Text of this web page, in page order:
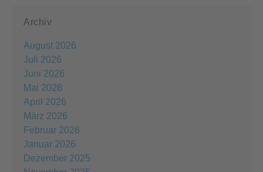
Archiv
August 2026
Juli 2026
Juni 2026
Mai 2026
April 2026
März 2026
Februar 2026
Januar 2026
Dezember 2025